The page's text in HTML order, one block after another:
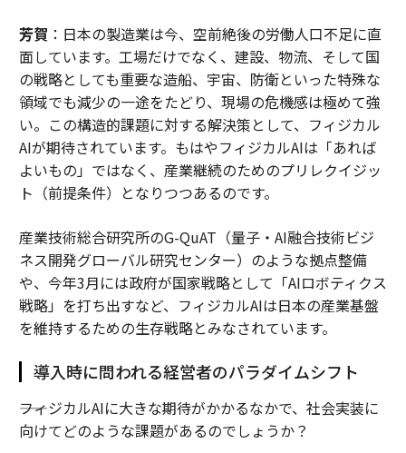
芳賀 ：日本の製造業は今、空前絶後の労働人口不足に直
面しています。工場だけでなく、建設、物流、そして国
の戦略としても重要な造船、宇宙、防衛といった特殊な
領域でも減少の一途をたどり、現場の危機感は極めて強
い。この構造的課題に対する解決策として、フィジカル
AIが期待されています。もはやフィジカルAIは「あれば
よいもの」ではなく、産業継続のためのプリレクイジッ
ト（前提条件）となりつつあるのです。
産業技術総合研究所のG-QuAT（量子・AI融合技術ビジ
ネス開発グローバル研究センター）のような拠点整備
や、今年3月には政府が国家戦略として「AIロボティクス
戦略」を打ち出すなど、フィジカルAIは日本の産業基盤
を維持するための生存戦略とみなされています。
導入時に問われる経営者のパラダイムシフト
――フィジカルAIに大きな期待がかかるなかで、社会実装に
向けてどのような課題があるのでしょうか？